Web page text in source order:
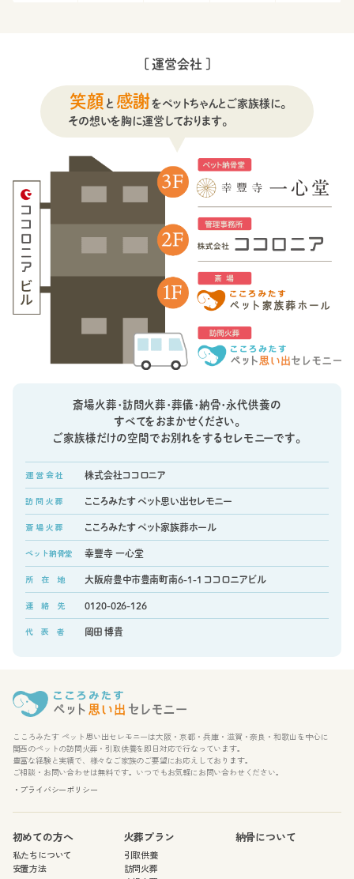
[ 運営会社 ]
笑顔 と 感謝をペットちゃんとご家族様に。
その想いを胸に運営しております。
斎場火葬・訪問火葬・葬儀・納骨・永代供養の
すべてをおまかせください。
ご家族様だけの空間でお別れをするセレモニーです。
運 営 会 社 株式会社ココロニア
訪 問 火 葬 こころみたす ペット思い出セレモニー
斎 場 火 葬 こころみたす ペット家族葬ホール
ペット納骨堂 幸豐寺 一心堂
所 在 地 大阪府豊中市豊南町南6-1-1 ココロニアビル
連 絡 先 0120-026-126
代 表 者 岡田 博貴
こころみたす ペット思い出セレモニーは大阪・京都・兵庫・滋賀・奈良・和歌山を中心に
関西のペットの訪問火葬・引取供養を即日対応で行なっています。
豊富な経験と実績で、様々なご家族のご要望にお応えしております。
ご相談・お問い合わせは無料です。いつでもお気軽にお問い合わせください。
・プライバシーポリシー
初めての方へ
私たちについて
安置方法
火葬プラン
引取供養
訪問火葬
納骨について